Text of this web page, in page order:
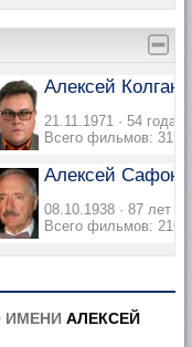
Алексей Колган
21.11.1971 · 54 года
Всего фильмов: 317
Алексей
08.10.1938 · 87 лет
Всего фильмов: 216
ИМЕНИ АЛЕКСЕЙ